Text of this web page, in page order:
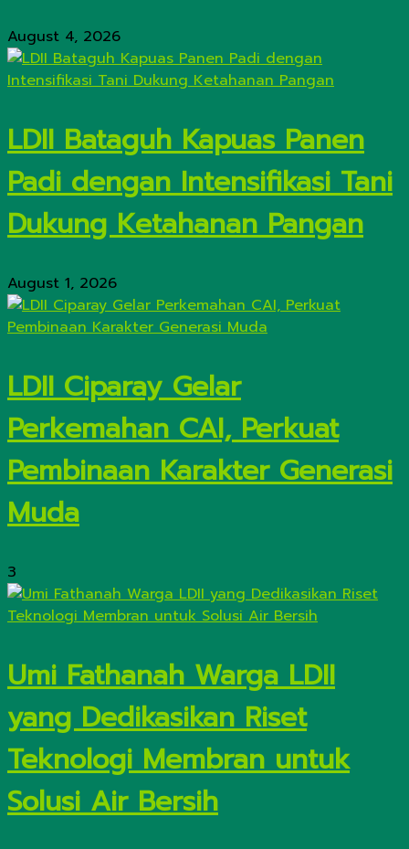
August 4, 2026
LDII Bataguh Kapuas Panen
Padi dengan Intensifikasi Tani
Dukung Ketahanan Pangan
August 1, 2026
LDII Ciparay Gelar
Perkemahan CAI, Perkuat
Pembinaan Karakter Generasi
Muda
3
Umi Fathanah Warga LDII
yang Dedikasikan Riset
Teknologi Membran untuk
Solusi Air Bersih